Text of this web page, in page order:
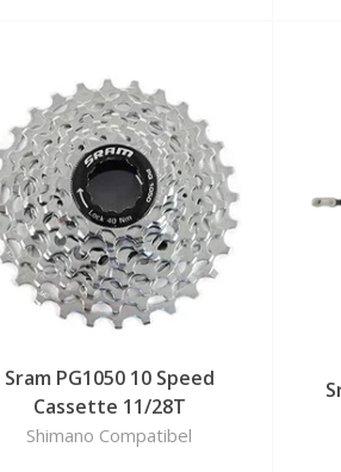
Sram PG1050 10 Speed
Cassette 11/28T
Shimano Compatibel